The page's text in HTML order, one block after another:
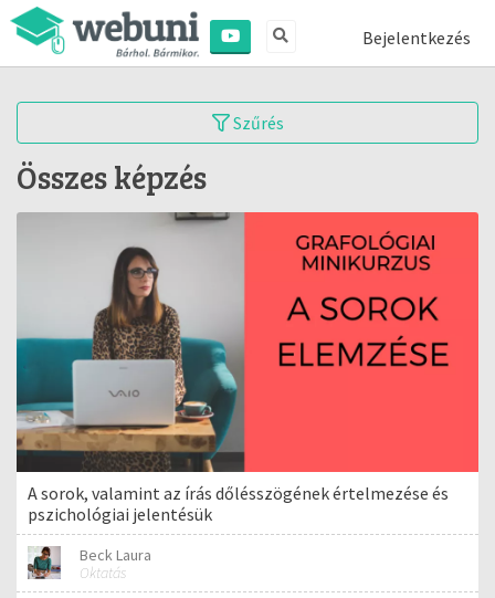
Bejelentkezés
Szűrés
Összes képzés
A sorok, valamint az írás dőlésszögének értelmezése és
pszichológiai jelentésük
Beck Laura
Oktatás